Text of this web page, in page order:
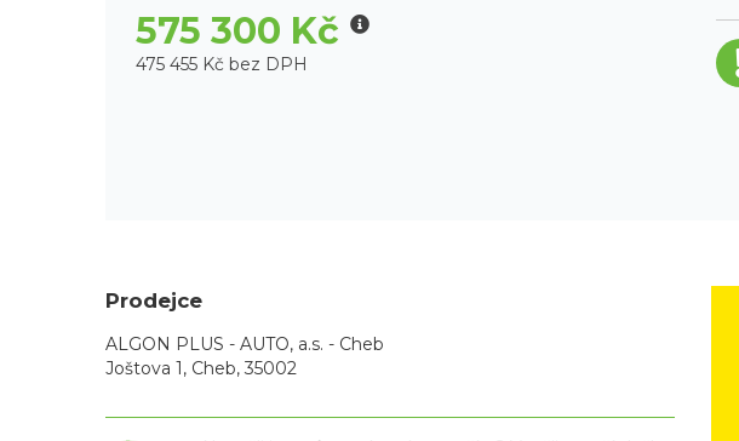
575 300 Kč
475 455 Kč bez DPH
Prodejce
ALGON PLUS - AUTO, a.s. - Cheb
Joštova 1, Cheb, 35002